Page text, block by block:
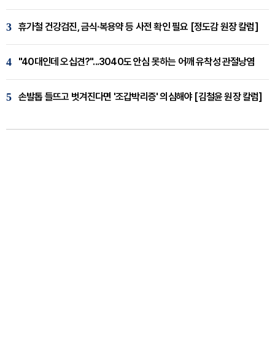
3 휴가철 건강검진, 금식·복용약 등 사전 확인 필요 [정도감 원장 칼럼]
4 "40대인데 오십견?"...3040도 안심 못하는 어깨 유착성 관절낭염
5 손발톱 들뜨고 벗겨진다면 '조갑박리증' 의심해야 [김철윤 원장 칼럼]